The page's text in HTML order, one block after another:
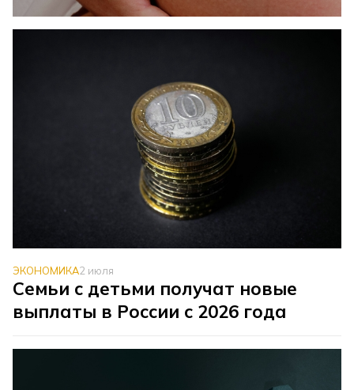
ЭКОНОМИКА2 июля
Семьи с детьми получат новые
выплаты в России с 2026 года